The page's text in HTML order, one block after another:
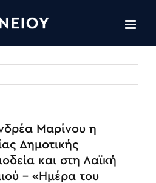
Μαρίνου η
Δημοτικής
και στη Λαϊκή
– «Ημέρα του